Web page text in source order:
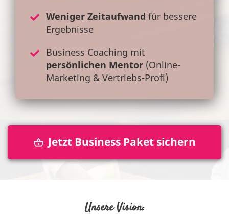
Weniger Zeitaufwand für bessere
Ergebnisse
Business Coaching mit
persönlichen Mentor (Online-
Marketing & Vertriebs-Profi)
Jetzt Business Paket sichern
Unsere Vision: